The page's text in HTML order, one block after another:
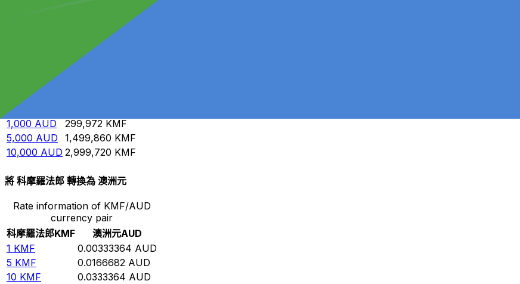
KMF
1,499.86 KMF
2,999.72
7,499.3
AUD
500
1,000 AUD 299,972 KMF
5,000 AUD 1,499,860 KMF
10,000 AUD 2,999,720 KMF
將 科摩羅法郎 轉換為 澳洲元
Rate information of KMF/AUD
currency pair
科摩羅法郎KMF 澳洲元AUD
1 KMF 0.00333364 AUD
5 KMF 0.0166682 AUD
10 KMF 0.0333364 AUD